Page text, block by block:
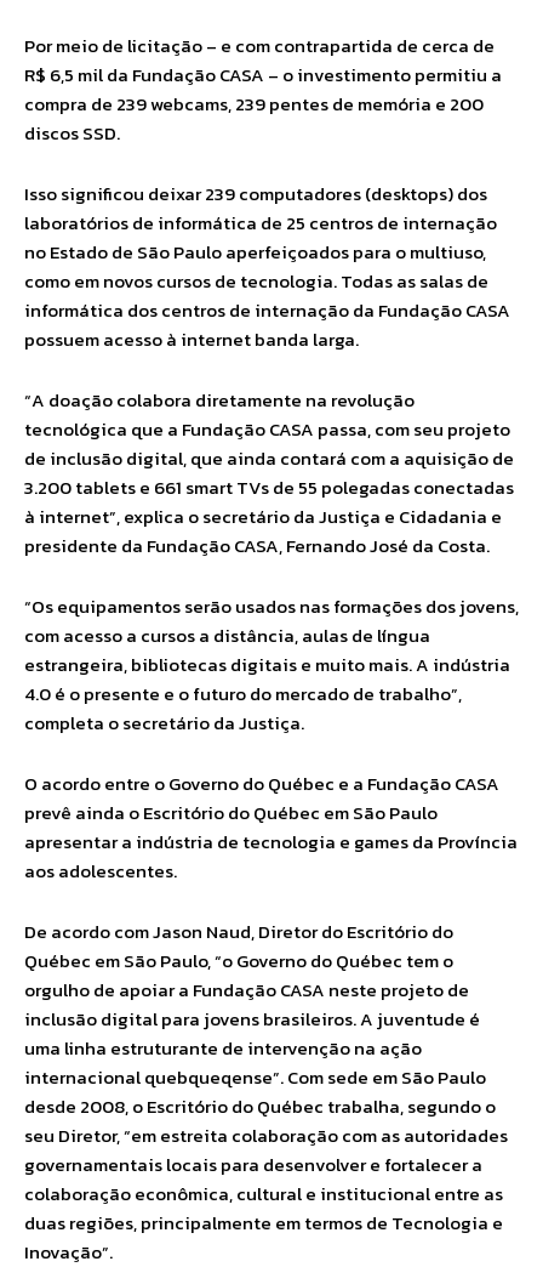
Por meio de licitação – e com contrapartida de cerca de
R$ 6,5 mil da Fundação CASA – o investimento permitiu a
compra de 239 webcams, 239 pentes de memória e 200
discos SSD.
Isso significou deixar 239 computadores (desktops) dos
laboratórios de informática de 25 centros de internação
no Estado de São Paulo aperfeiçoados para o multiuso,
como em novos cursos de tecnologia. Todas as salas de
informática dos centros de internação da Fundação CASA
possuem acesso à internet banda larga.
“A doação colabora diretamente na revolução
tecnológica que a Fundação CASA passa, com seu projeto
de inclusão digital, que ainda contará com a aquisição de
3.200 tablets e 661 smart TVs de 55 polegadas conectadas
à internet”, explica o secretário da Justiça e Cidadania e
presidente da Fundação CASA, Fernando José da Costa.
“Os equipamentos serão usados nas formações dos jovens,
com acesso a cursos a distância, aulas de língua
estrangeira, bibliotecas digitais e muito mais. A indústria
4.0 é o presente e o futuro do mercado de trabalho”,
completa o secretário da Justiça.
O acordo entre o Governo do Québec e a Fundação CASA
prevê ainda o Escritório do Québec em São Paulo
apresentar a indústria de tecnologia e games da Província
aos adolescentes.
De acordo com Jason Naud, Diretor do Escritório do
Québec em São Paulo, “o Governo do Québec tem o
orgulho de apoiar a Fundação CASA neste projeto de
inclusão digital para jovens brasileiros. A juventude é
uma linha estruturante de intervenção na ação
internacional quebqueqense”. Com sede em São Paulo
desde 2008, o Escritório do Québec trabalha, segundo o
seu Diretor, “em estreita colaboração com as autoridades
governamentais locais para desenvolver e fortalecer a
colaboração econômica, cultural e institucional entre as
duas regiões, principalmente em termos de Tecnologia e
Inovação”.